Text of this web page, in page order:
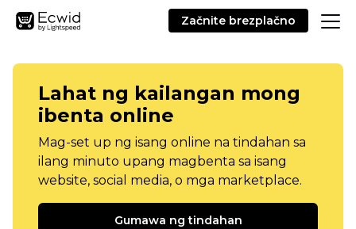
Začnite brezplačno
Lahat ng kailangan mong
ibenta online
Mag-set up ng isang online na tindahan sa
ilang minuto upang magbenta sa isang
website, social media, o mga marketplace.
Gumawa ng tindahan